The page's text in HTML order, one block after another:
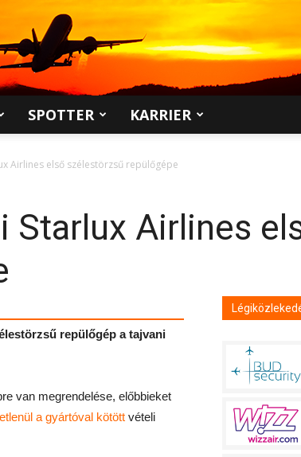
SPOTTER KARRIER
Airlines első szélestörzsű repülőgépe
Starlux Airlines
repülőgép a tajvani
van megrendelése, előbbieket
a gyártóval kötött vételi